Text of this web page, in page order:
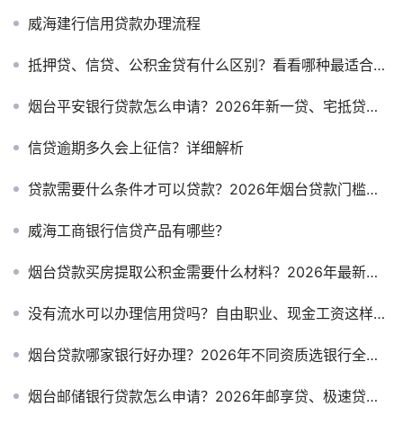
威海建行信用贷款办理流程
抵押贷、信贷、公积金贷有什么区别？看看哪种最适合你？
烟台平安银行贷款怎么申请？2026年新一贷、宅抵贷利率与条件详解
信贷逾期多久会上征信？详细解析
贷款需要什么条件才可以贷款？2026年烟台贷款门槛全解析
威海工商银行信贷产品有哪些？
烟台贷款买房提取公积金需要什么材料？2026年最新清单+避坑指南
没有流水可以办理信用贷吗？自由职业、现金工资这样贷款
烟台贷款哪家银行好办理？2026年不同资质选银行全攻略
烟台邮储银行贷款怎么申请？2026年邮享贷、极速贷利率与条件详解